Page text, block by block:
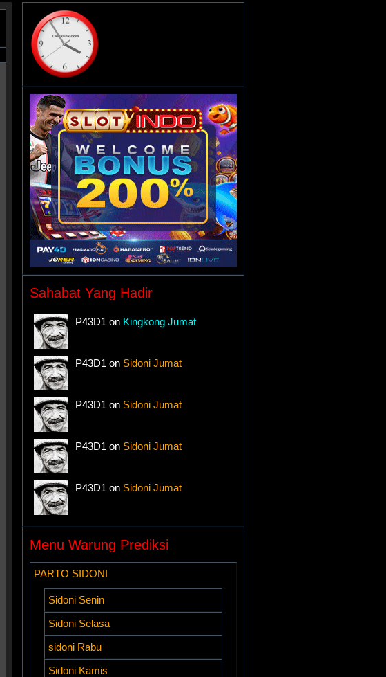
Sahabat Yang Hadir
P43D1 on Kingkong Jumat
P43D1 on Sidoni Jumat
P43D1 on Sidoni Jumat
P43D1 on Sidoni Jumat
P43D1 on Sidoni Jumat
Menu Warung Prediksi
PARTO SIDONI
Sidoni Senin
Sidoni Selasa
sidoni Rabu
Sidoni Kamis